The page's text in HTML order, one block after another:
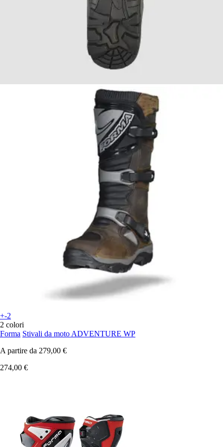
+-2
2 colori
Forma Stivali da moto ADVENTURE WP
A partire da 279,00 €
274,00 €